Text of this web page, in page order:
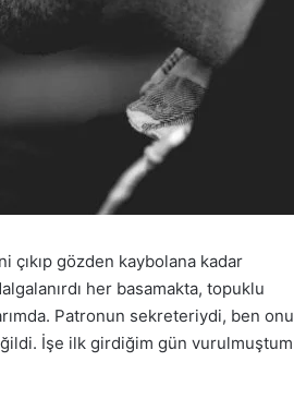
gözden kaybolana kadar
her basamakta, topuklu
Patronun sekreteriydi, ben onu
İşe ilk girdiğim gün vurulmuştum